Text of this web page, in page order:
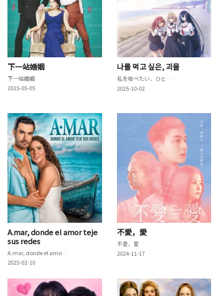
下一站婚姻
下一站婚姻
2015-05-05
나를 먹고 싶은, 괴물
私を喰べたい、ひとでなし
2025-10-02
A.mar, donde el amor teje
sus redes
A.mar, donde el amor teje sus redes
2025-02-10
不愛，愛
不愛，愛
2024-11-17